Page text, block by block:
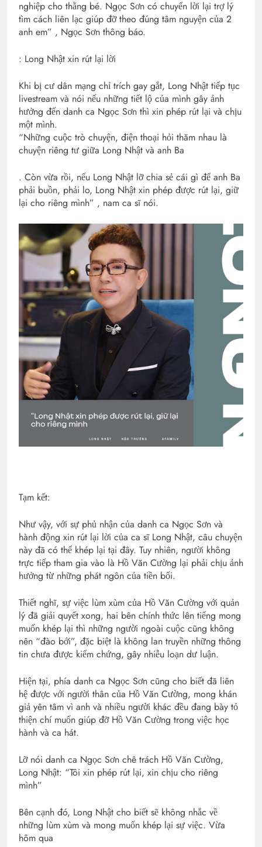
nghiệp cho thằng bé. Ngọc Sơn có chuyển lời lại trợ lý
tìm cách liên lạc giúp đỡ theo đúng tâm nguyện của 2
anh em” , Ngọc Sơn thông báo.
: Long Nhật xin rút lại lời
Khi bị cư dân mạng chỉ trích gay gắt, Long Nhật tiếp tục
livestream và nói nếu những tiết lộ của mình gây ảnh
hưởng đến danh ca Ngọc Sơn thì xin phép rút lại và chịu
một mình.
“Những cuộc trò chuyện, điện thoại hỏi thăm nhau là
chuyện riêng tư giữa Long Nhật và anh Ba
. Còn vừa rồi, nếu Long Nhật lỡ chia sẻ cái gì để anh Ba
phải buồn, phải lo, Long Nhật xin phép được rút lại, giữ
lại cho riêng mình” , nam ca sĩ nói.
Tạm kết:
Như vậy, với sự phủ nhận của danh ca Ngọc Sơn và
hành động xin rút lại lời của ca sĩ Long Nhật, câu chuyện
này đã có thể khép lại tại đây. Tuy nhiên, người không
trực tiếp tham gia vào là Hồ Văn Cường lại phải chịu ảnh
hưởng từ những phát ngôn của tiền bối.
Thiết nghĩ, sự việc lùm xùm của Hồ Văn Cường với quản
lý đã giải quyết xong, hai bên chính thức lên tiếng mong
muốn khép lại thì những người ngoài cuộc cũng không
nên “đào bới”, đặc biệt là không lan truyền những thông
tin chưa được kiểm chứng, gây nhiễu loạn dư luận.
Hiện tại, phía danh ca Ngọc Sơn cũng cho biết đã liên
hệ được với người thân của Hồ Văn Cường, mong khán
giả yên tâm vì anh và nhiều người khác đều đang bày tỏ
thiện chí muốn giúp đỡ Hồ Văn Cường trong việc học
hành và ca hát.
Lỡ nói danh ca Ngọc Sơn chê trách Hồ Văn Cường,
Long Nhật: “Tôi xin phép rút lại, xin chịu cho riêng
mình”
Bên cạnh đó, Long Nhật cho biết sẽ không nhắc về
những lùm xùm và mong muốn khép lại sự việc. Vừa
hôm qua